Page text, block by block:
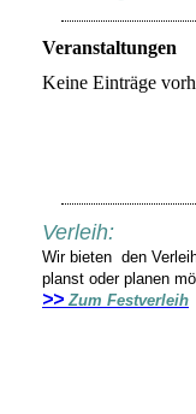
Veranstaltungen
Keine Einträge
Verleih:
Wir bieten den
planst oder planen
>> Zum Festverleih